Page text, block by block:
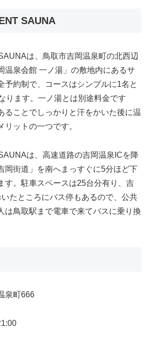
SAUNA
は、鳥取市吉岡温泉町の北西辺
温泉会館 一ノ湯」の敷地内にあるサ
予約制で、コースはシンプルに1名と
ります。一ノ湯とは別途料金です
ることでしっかりと汗をかいた後に温
リットの一つです。
は、高速道路の吉岡温泉ICを降
岡街道」を南へまっすぐに5分ほど下
す。駐車スペースは25台分有り、吉
たところにバス停もあるので、公共
は鳥取駅まで電車で来てバスに乗り換
泉町666